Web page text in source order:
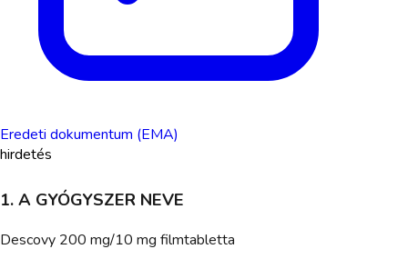
Eredeti dokumentum (EMA)
hirdetés
1. A GYÓGYSZER NEVE
Descovy 200 mg/10 mg filmtabletta